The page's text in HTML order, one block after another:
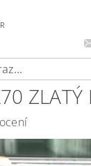
ZLATÝ